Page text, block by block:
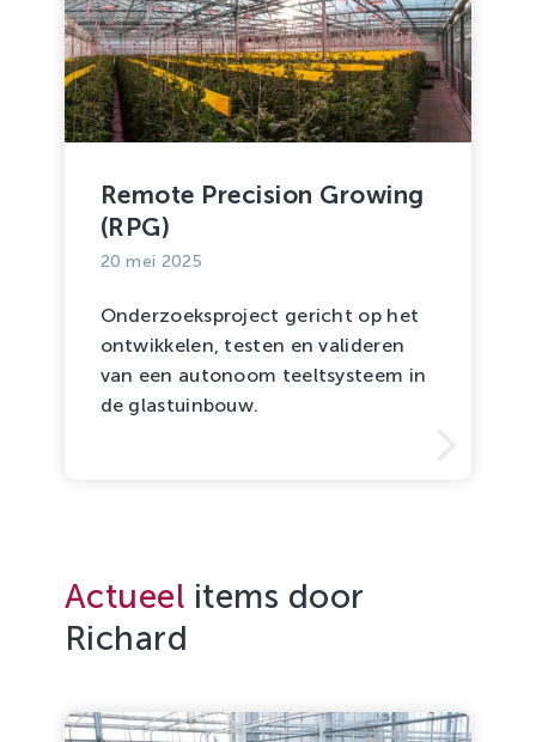
Remote Precision Growing
(RPG)
20 mei 2025
Onderzoeksproject gericht op het
ontwikkelen, testen en valideren
van een autonoom teeltsysteem in
de glastuinbouw.
Actueel items door
Richard